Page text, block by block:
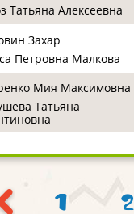
Татьяна Алексеевна
Захар
Петровна Малкова
Мия Максимовна
Татьяна
1 2